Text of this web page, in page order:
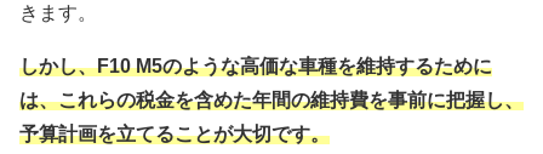
きます。
しかし、F10 M5のような高価な車種を維持するために
は、これらの税金を含めた年間の維持費を事前に把握し、
予算計画を立てることが大切です。